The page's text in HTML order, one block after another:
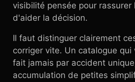
visibilité pensée pour rassurer
d'aider la décision.
Il faut distinguer clairement
corriger vite. Un catalogue qui
fait jamais par accident
accumulation de petites